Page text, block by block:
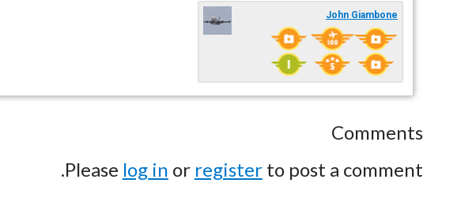
John Giambone
Comments
Please log in or registerto post a comment.